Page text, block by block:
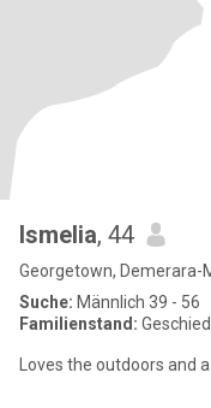
Ismelia, 44
Georgetown, Demerara-
Suche: Männlich 39 - 56
Familienstand:
Loves the outdoors and